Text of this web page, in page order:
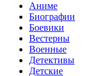
Аниме
Биографии
Боевики
Вестерны
Военные
Детективы
Детские